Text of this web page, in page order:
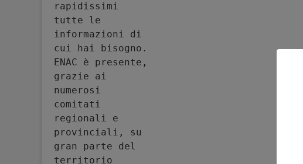
rapidissimi
tutte le
informazioni di
cui hai bisogno.
ENAC è presente,
grazie ai
numerosi
comitati
regionali e
provinciali, su
gran parte del
territorio